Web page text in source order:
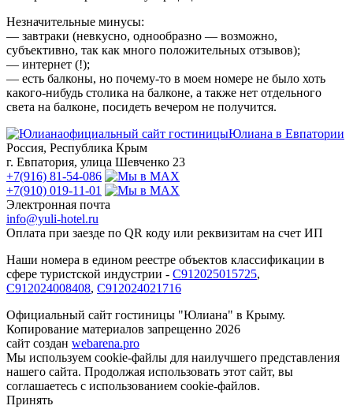
Незначительные минусы:
— завтраки (невкусно, однообразно — возможно,
субъективно, так как много положительных отзывов);
— интернет (!);
— есть балконы, но почему-то в моем номере не было хоть
какого-нибудь столика на балконе, а также нет отдельного
света на балконе, посидеть вечером не получится.
официальный сайт гостиницыЮлиана в Евпатории
Россия, Республика Крым
г. Евпатория, улица Шевченко 23
+7(916) 81-54-086
+7(910) 019-11-01
Электронная почта
info@yuli-hotel.ru
Оплата при заезде по QR коду или реквизитам на счет ИП
Наши номера в едином реестре объектов классификации в
сфере туристской индустрии - С912025015725,
С912024008408, С912024021716
Официальный сайт гостиницы "Юлиана" в Крыму.
Копирование материалов запрещенно 2026
сайт создан webarena.pro
Мы используем cookie-файлы для наилучшего представления
нашего сайта. Продолжая использовать этот сайт, вы
соглашаетесь с использованием cookie-файлов.
Принять